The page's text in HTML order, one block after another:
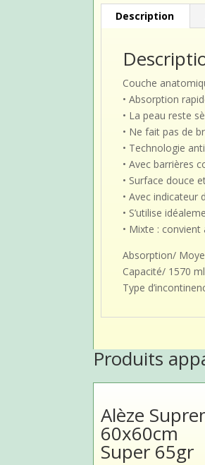
Description
Couche
• Absorption
• La peau reste
• Ne fait pas de
• Technologie
• Avec barrières
• Surface douce
• Avec indicateur
• S’utilise
• Mixte :
Absorption/
Capacité/ 1570 ml
Type
Produits
Alèze
60x60cm
Super 65gr